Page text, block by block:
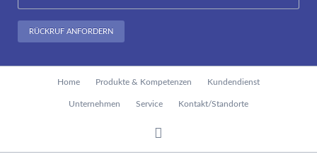
RÜCKRUF ANFORDERN
Home Produkte & Kompetenzen Kundendienst
Unternehmen Service Kontakt/Standorte